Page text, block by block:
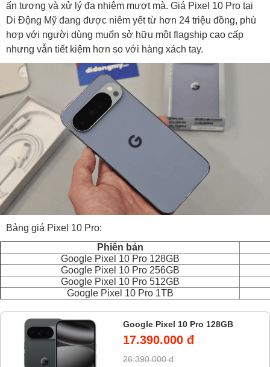
ấn tượng và xử lý đa nhiệm mượt mà. Giá Pixel 10 Pro tại
Di Động Mỹ đang được niêm yết từ hơn 24 triệu đồng, phù
hợp với người dùng muốn sở hữu một flagship cao cấp
nhưng vẫn tiết kiệm hơn so với hàng xách tay.
Bảng giá Pixel 10 Pro:
Phiên bản
Google Pixel 10 Pro 128GB
Google Pixel 10 Pro 256GB
Google Pixel 10 Pro 512GB
Google Pixel 10 Pro 1TB
Google Pixel 10 Pro 128GB
17.390.000 đ
26.390.000 đ